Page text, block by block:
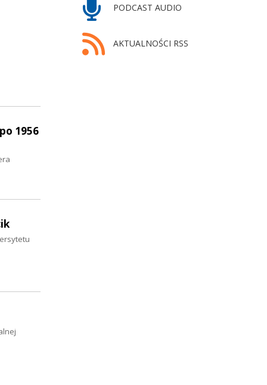
PODCAST AUDIO
AKTUALNOŚCI RSS
1956